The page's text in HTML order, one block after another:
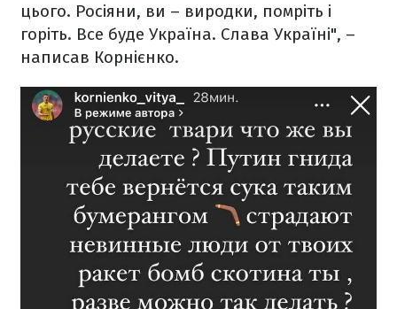
цього. Росіяни, ви – виродки, помріть і
горіть. Все буде Україна. Слава Україні", –
написав Корнієнко.